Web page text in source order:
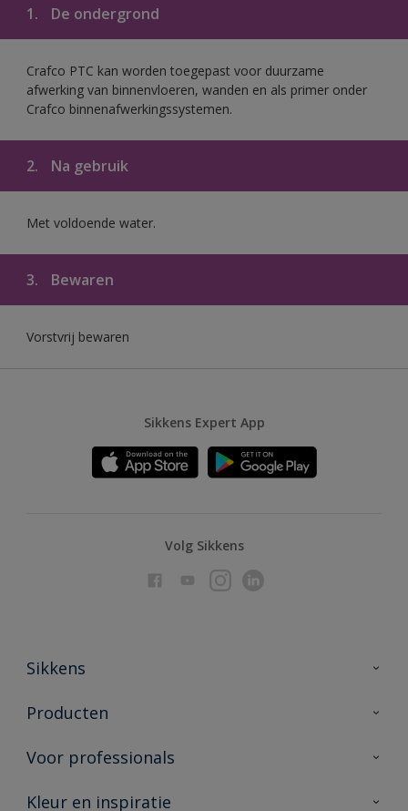
1. De ondergrond
Crafco PTC kan worden toegepast voor duurzame
afwerking van binnenvloeren, wanden en als primer onder
Crafco binnenafwerkingssystemen.
2. Na gebruik
Met voldoende water.
3. Bewaren
Vorstvrij bewaren
Sikkens Expert App
Volg Sikkens
Sikkens
Over Sikkens
Duurzaamheid
Producten
Producten voor binnen
Vind je verkooppunt
Voor professionals
Advies & service
Kleur en inspiratie